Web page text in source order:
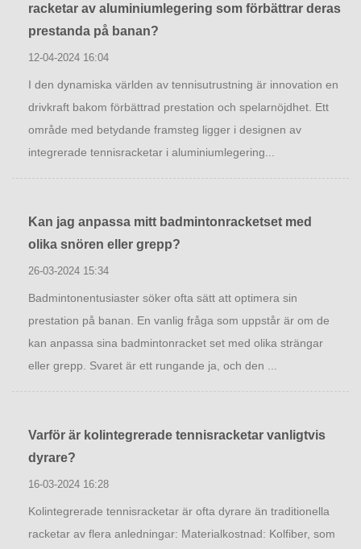
racketar av aluminiumlegering som förbättrar deras
prestanda på banan?
12-04-2024 16:04
I den dynamiska världen av tennisutrustning är innovation en
drivkraft bakom förbättrad prestation och spelarnöjdhet. Ett
område med betydande framsteg ligger i designen av
integrerade tennisracketar i aluminiumlegering...
Kan jag anpassa mitt badmintonracketset med
olika snören eller grepp?
26-03-2024 15:34
Badmintonentusiaster söker ofta sätt att optimera sin
prestation på banan. En vanlig fråga som uppstår är om de
kan anpassa sina badmintonracket set med olika strängar
eller grepp. Svaret är ett rungande ja, och den ...
Varför är kolintegrerade tennisracketar vanligtvis
dyrare?
16-03-2024 16:28
Kolintegrerade tennisracketar är ofta dyrare än traditionella
racketar av flera anledningar: Materialkostnad: Kolfiber, som